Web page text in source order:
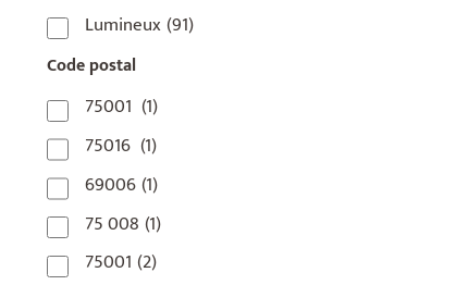
Lumineux(91)
Code postal
75001 (1)
75016 (1)
69006(1)
75 008 (1)
75001 (2)